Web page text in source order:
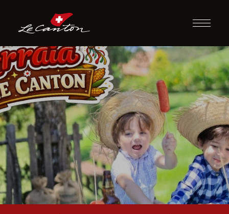
Arraiá Le Canton